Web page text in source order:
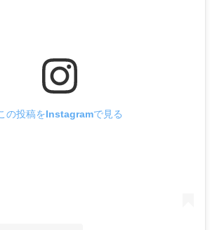
の投稿をInstagramで見る